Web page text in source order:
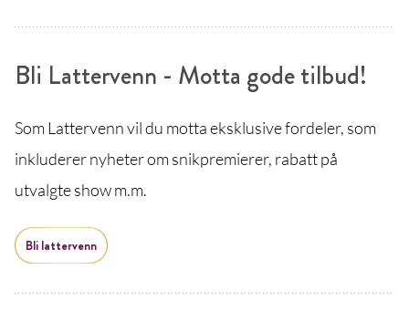
Bli Lattervenn - Motta gode tilbud!
Som Lattervenn vil du motta eksklusive fordeler, som
inkluderer nyheter om snikpremierer, rabatt på
utvalgte show m.m.
Bli lattervenn